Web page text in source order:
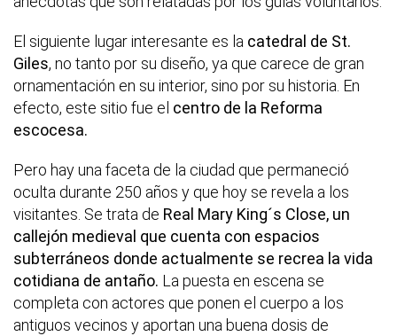
El siguiente lugar interesante es la catedral de St.
Giles, no tanto por su diseño, ya que carece de gran
ornamentación en su interior, sino por su historia. En
efecto, este sitio fue el centro de la Reforma
escocesa.
Pero hay una faceta de la ciudad que permaneció
oculta durante 250 años y que hoy se revela a los
visitantes. Se trata de Real Mary King´s Close, un
callejón medieval que cuenta con espacios
subterráneos donde actualmente se recrea la vida
cotidiana de antaño. La puesta en escena se
completa con actores que ponen el cuerpo a los
antiguos vecinos y aportan una buena dosis de